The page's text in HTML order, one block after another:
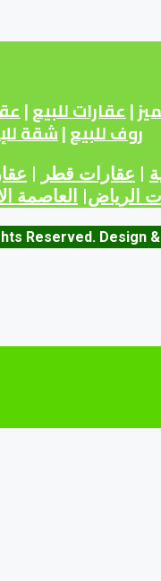
|عقارات للبيع|
روف للبيع|شقة
| عقارات قطر |
الرياض| العاصمة